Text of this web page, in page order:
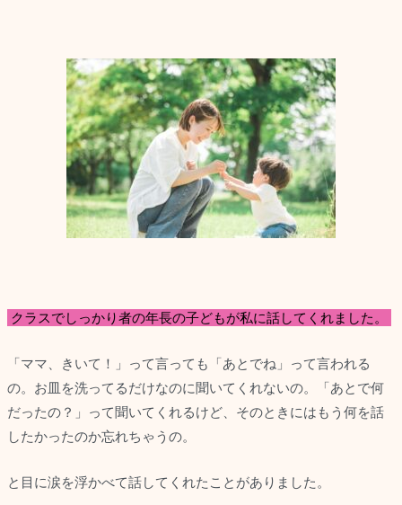
クラスでしっかり者の年長の子どもが私に話してくれました。
「ママ、きいて！」って言っても「あとでね」って言われる
の。お皿を洗ってるだけなのに聞いてくれないの。「あとで何
だったの？」って聞いてくれるけど、そのときにはもう何を話
したかったのか忘れちゃうの。
と目に涙を浮かべて話してくれたことがありました。